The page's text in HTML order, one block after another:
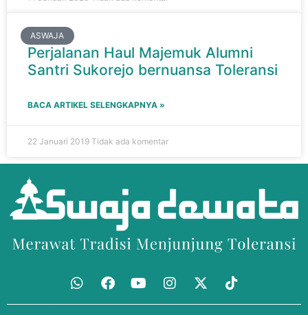
ASWAJA
Perjalanan Haul Majemuk Alumni
Santri Sukorejo bernuansa Toleransi
BACA ARTIKEL SELENGKAPNYA »
22 Januari 2019 Tidak ada komentar